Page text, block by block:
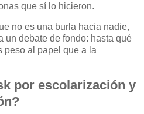
que sí lo hicieron.
no es una burla hacia nadie,
un debate de fondo: hasta qué
peso al papel que a la
por escolarización y